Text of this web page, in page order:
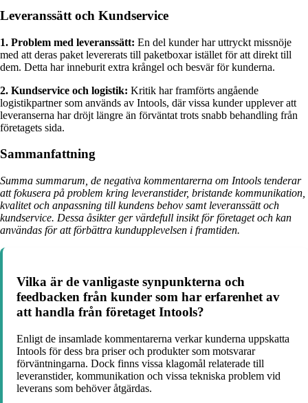
Leveranssätt och Kundservice
1. Problem med leveranssätt: En del kunder har uttryckt missnöje
med att deras paket levererats till paketboxar istället för att direkt till
dem. Detta har inneburit extra krångel och besvär för kunderna.
2. Kundservice och logistik: Kritik har framförts angående
logistikpartner som används av Intools, där vissa kunder upplever att
leveranserna har dröjt längre än förväntat trots snabb behandling från
företagets sida.
Sammanfattning
Summa summarum, de negativa kommentarerna om Intools tenderar
att fokusera på problem kring leveranstider, bristande kommunikation,
kvalitet och anpassning till kundens behov samt leveranssätt och
kundservice. Dessa åsikter ger värdefull insikt för företaget och kan
användas för att förbättra kundupplevelsen i framtiden.
Vilka är de vanligaste synpunkterna och
feedbacken från kunder som har erfarenhet av
att handla från företaget Intools?
Enligt de insamlade kommentarerna verkar kunderna uppskatta
Intools för dess bra priser och produkter som motsvarar
förväntningarna. Dock finns vissa klagomål relaterade till
leveranstider, kommunikation och vissa tekniska problem vid
leverans som behöver åtgärdas.